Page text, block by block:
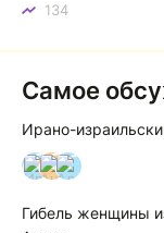
134
Самое
Ирано-
И А А
Гибель женщины